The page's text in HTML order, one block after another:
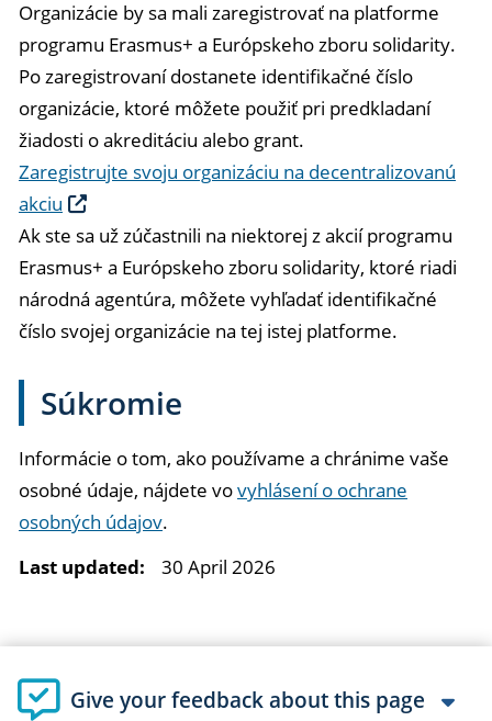
Organizácie by sa mali zaregistrovať na platforme
programu Erasmus+ a Európskeho zboru solidarity.
Po zaregistrovaní dostanete identifikačné číslo
organizácie, ktoré môžete použiť pri predkladaní
žiadosti o akreditáciu alebo grant.
Zaregistrujte svoju organizáciu na decentralizovanú
akciu
Ak ste sa už zúčastnili na niektorej z akcií programu
Erasmus+ a Európskeho zboru solidarity, ktoré riadi
národná agentúra, môžete vyhľadať identifikačné
číslo svojej organizácie na tej istej platforme.
Súkromie
Informácie o tom, ako používame a chránime vaše
osobné údaje, nájdete vovyhlásení o ochrane
osobných údajov.
Last updated:
30 April 2026
Give your feedback about this page